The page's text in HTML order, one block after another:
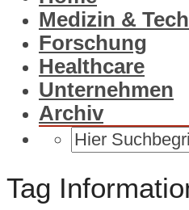
Medizin &
Forschung
Healthcare
Unternehmen
Archiv
Tag